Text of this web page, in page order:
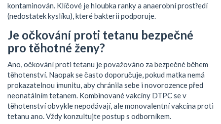
kontaminován. Klíčové je hloubka ranky a anaerobní prostředí
(nedostatek kyslíku), které bakterii podporuje.
Je očkování proti tetanu bezpečné
pro těhotné ženy?
Ano, očkování proti tetanu je považováno za bezpečné během
těhotenství. Naopak se často doporučuje, pokud matka nemá
prokazatelnou imunitu, aby chránila sebe i novorozence před
neonatálním tetanem. Kombinované vakcíny DTPC se v
těhotenství obvykle nepodávají, ale monovalentní vakcína proti
tetanu ano. Vždy konzultujte postup s odborníkem.